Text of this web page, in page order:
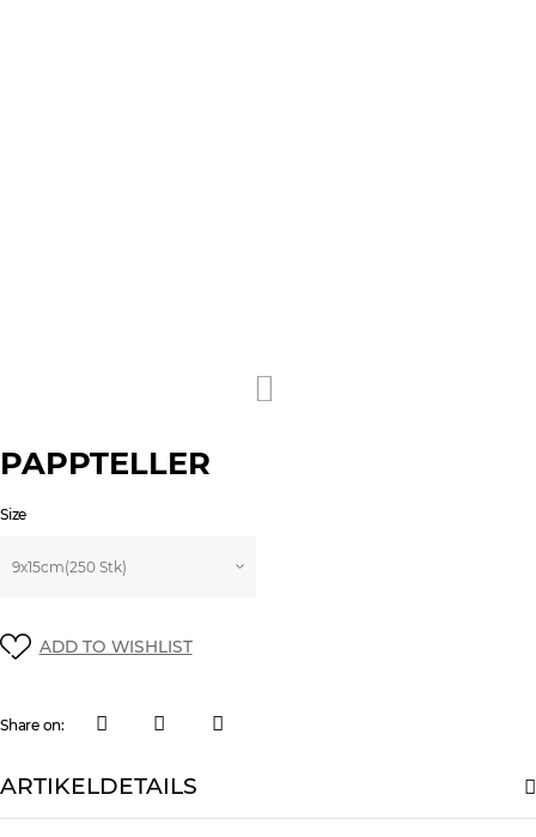
PAPPTELLER
Size
ADD TO WISHLIST
Share on:
ARTIKELDETAILS